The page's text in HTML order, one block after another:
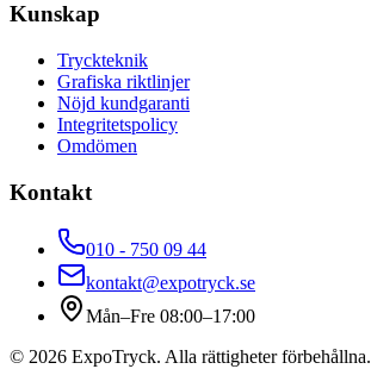
Kunskap
Tryckteknik
Grafiska riktlinjer
Nöjd kundgaranti
Integritetspolicy
Omdömen
Kontakt
010 - 750 09 44
kontakt@expotryck.se
Mån–Fre 08:00–17:00
© 2026 ExpoTryck. Alla rättigheter förbehållna.